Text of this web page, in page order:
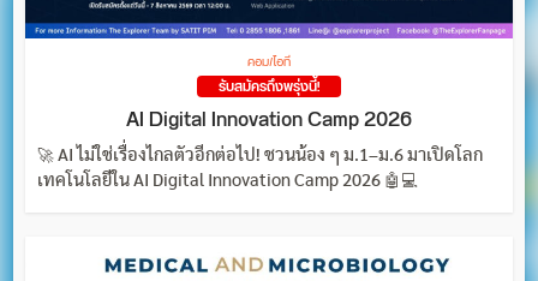
คอม/ไอที
รับสมัครถึงพรุ่งนี้!
AI Digital Innovation Camp 2026
🚀 AI ไม่ใช่เรื่องไกลตัวอีกต่อไป! ชวนน้อง ๆ ม.1–ม.6 มาเปิดโลก
เทคโนโลยีใน AI Digital Innovation Camp 2026 🤖💻